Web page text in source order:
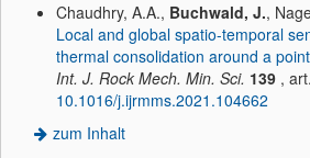
Chaudhry, A.A., Buchwald, J.,
Local and global spatio-temporal
thermal consolidation around a
Int. J. Rock Mech. Min. Sci. 139 ,
10.1016/j.ijrmms.2021.104662
zum Inhalt